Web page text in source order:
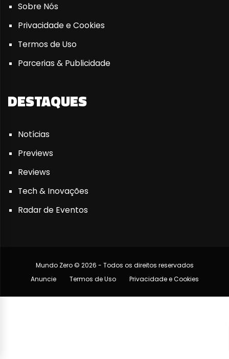
Sobre Nós
Privacidade e Cookies
Termos de Uso
Parcerias & Publicidade
DESTAQUES
Notícias
Previews
Reviews
Tech & Inovações
Radar de Eventos
Mundo Zero © 2026 - Todos os direitos reservados
Anuncie
Termos de Uso Privacidade e Cookies